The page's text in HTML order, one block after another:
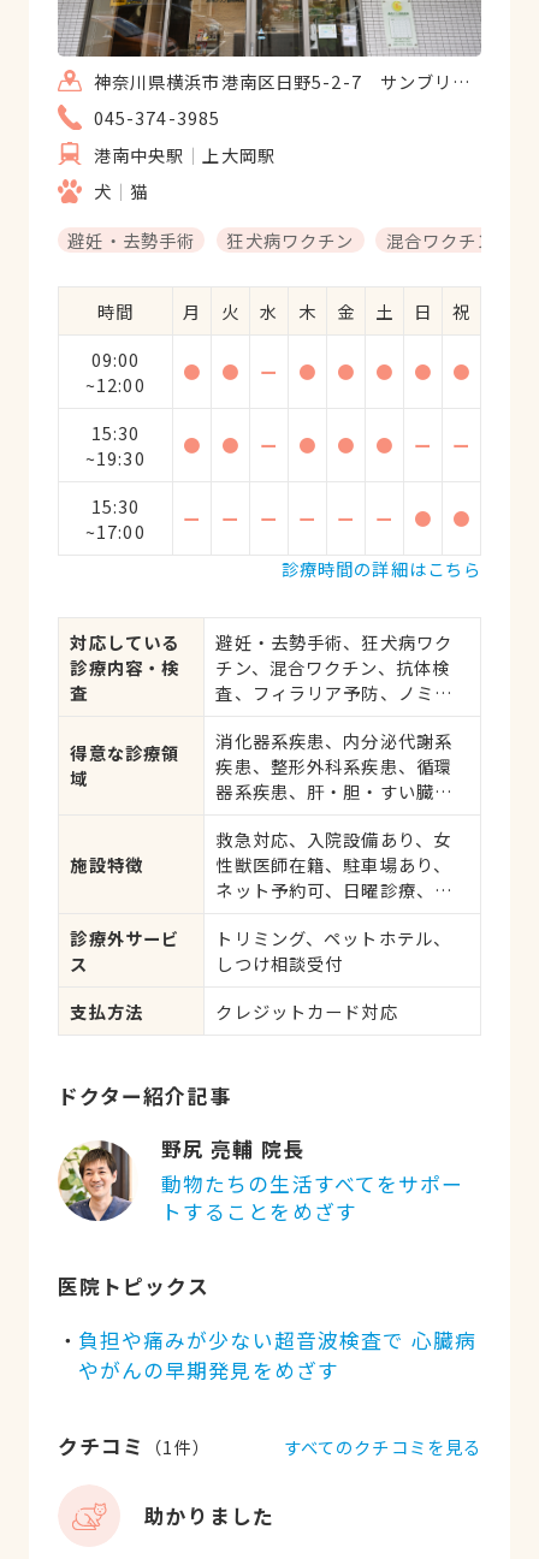
神奈川県横浜市港南区日野5-2-7 サンブリッジ貴奈美1F
045-374-3985
港南中央駅
上大岡駅
犬
猫
避妊・去勢手術
狂犬病ワクチン 混合ワクチン
時間 月 火 水 木 金 土 日
祝
09:00
~12:00
● ● ー ● ● ● ● ●
15:30
~19:30
● ● ー ● ● ● ー ー
15:30
~17:00
ー ー ー ー ー ー ●
●
診療時間の詳細はこちら
対応している
診療内容・検
査
避妊・去勢手術、狂犬病ワク
チン、混合ワクチン、抗体検
査、フィラリア予防、ノミ・
応、健康診断、各種検査、外
科手術
得意な診療領
域
消化器系疾患、内分泌代謝系
疾患、整形外科系疾患、循環
器系疾患、肝・胆・すい臓系
系疾患、寄生虫、心の病気、
皮膚系疾患、生殖器系疾患、
腫瘍・がん、アレルギー、け
施設特徴
救急対応、入院設備あり、女
性獣医師在籍、駐車場あり、
ネット予約可、日曜診療、祝
診療外サービ
ス
トリミング、ペットホテル、
しつけ相談受付
支払方法
クレジットカード対応
ドクター紹介記事
野尻 亮輔 院長
動物たちの生活すべてをサポー
トすることをめざす
医院トピックス
負担や痛みが少ない超音波検査で 心臓病
やがんの早期発見をめざす
クチコミ （1件）
助かりました
すべてのクチコミを見る